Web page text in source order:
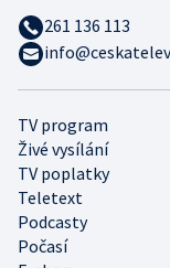
TV program
Živé vysílání
TV poplatky
Teletext
Podcasty
Počasí
261 136 113